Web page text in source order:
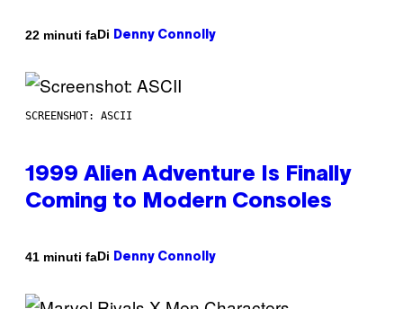
22 minuti faDi Denny Connolly
SCREENSHOT: ASCII
1999 Alien Adventure Is Finally
Coming to Modern Consoles
41 minuti faDi Denny Connolly